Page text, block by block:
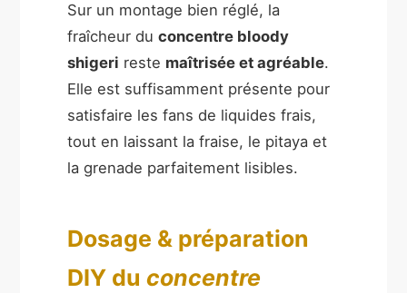
Sur un montage bien réglé, la
fraîcheur duconcentre bloody
shigeri reste maîtrisée et agréable.
Elle est suffisamment présente pour
satisfaire les fans de liquides frais,
tout en laissant la fraise, le pitaya et
la grenade parfaitement lisibles.
Dosage & préparation
DIY duconcentre